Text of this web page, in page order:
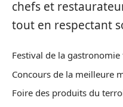
chefs et
tout en respectant
Festival de la gastronomie
Concours de la meilleure
Foire des produits du